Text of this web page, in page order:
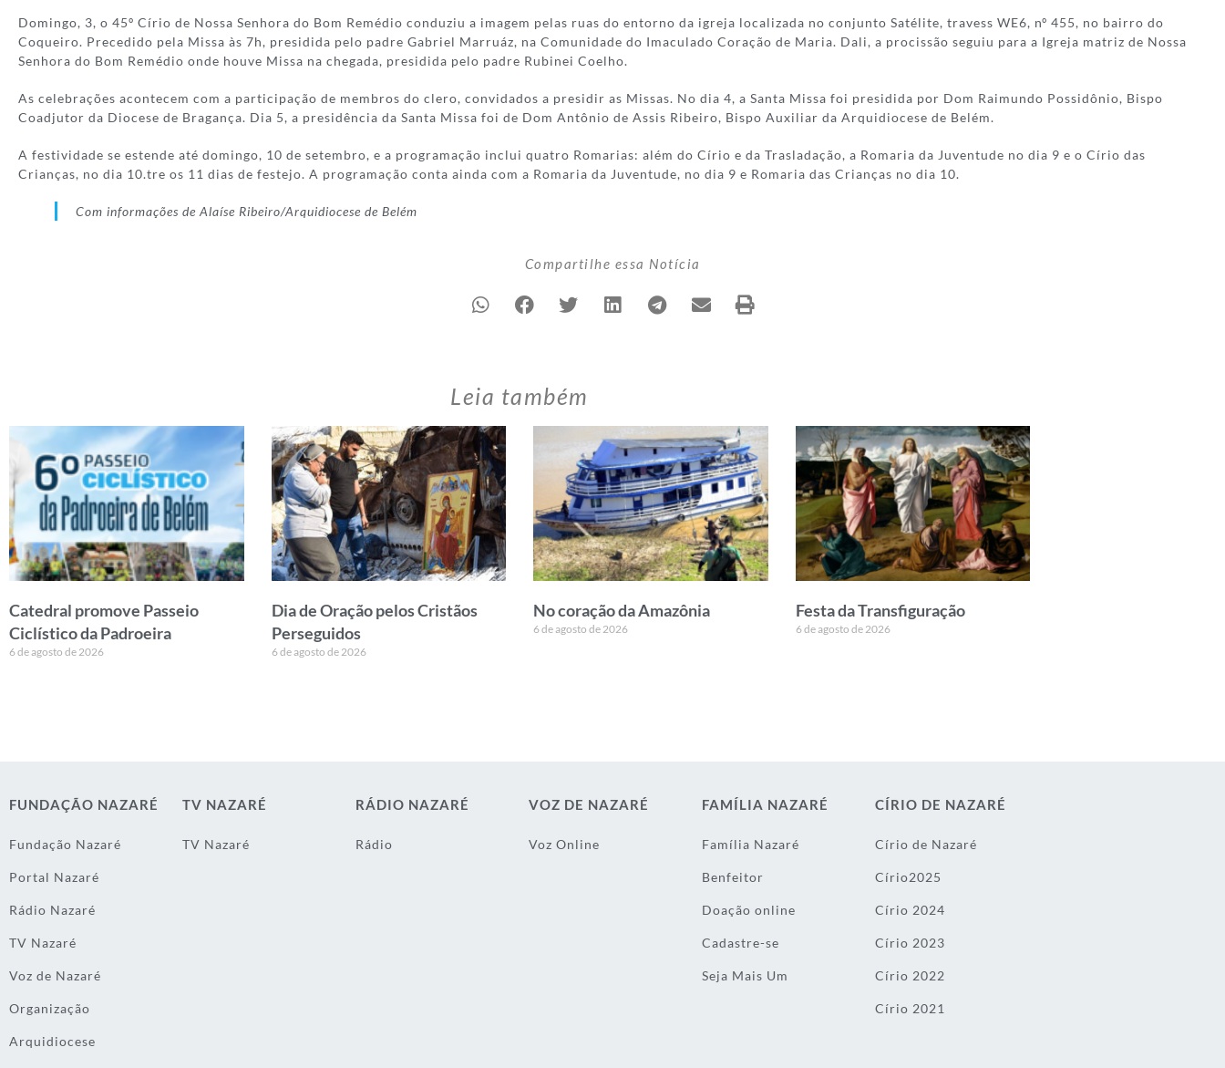
Domingo, 3, o 45º Círio de Nossa Senhora do Bom Remédio conduziu a imagem pelas ruas do entorno da igreja localizada no conjunto Satélite, travess WE6, nº 455, no bairro do
Coqueiro. Precedido pela Missa às 7h, presidida pelo padre Gabriel Marruáz, na Comunidade do Imaculado Coração de Maria. Dali, a procissão seguiu para a Igreja matriz de Nossa
Senhora do Bom Remédio onde houve Missa na chegada, presidida pelo padre Rubinei Coelho.
As celebrações acontecem com a participação de membros do clero, convidados a presidir as Missas. No dia 4, a Santa Missa foi presidida por Dom Raimundo Possidônio, Bispo
Coadjutor da Diocese de Bragança. Dia 5, a presidência da Santa Missa foi de Dom Antônio de Assis Ribeiro, Bispo Auxiliar da Arquidiocese de Belém.
A festividade se estende até domingo, 10 de setembro, e a programação inclui quatro Romarias: além do Círio e da Trasladação, a Romaria da Juventude no dia 9 e o Círio das
Crianças, no dia 10.tre os 11 dias de festejo. A programação conta ainda com a Romaria da Juventude, no dia 9 e Romaria das Crianças no dia 10.
Com informações de Alaíse Ribeiro/Arquidiocese de Belém
Compartilhe essa Notícia
Leia também
Catedral promove Passeio
Ciclístico da Padroeira
6 de agosto de 2026
Dia de Oração pelos Cristãos
Perseguidos
6 de agosto de 2026
No coração da Amazônia
6 de agosto de 2026
Festa da Transfiguração
6 de agosto de 2026
FUNDAÇÃO NAZARÉ
Fundação Nazaré
Portal Nazaré
Rádio Nazaré
TV Nazaré
Voz de Nazaré
Organização
Arquidiocese
TV NAZARÉ
TV Nazaré
RÁDIO NAZARÉ
Rádio
VOZ DE NAZARÉ
Voz Online
FAMÍLIA NAZARÉ
Família Nazaré
Benfeitor
Doação online
Cadastre-se
Seja Mais Um
CÍRIO DE NAZARÉ
Círio de Nazaré
Círio2025
Círio 2024
Círio 2023
Círio 2022
Círio 2021